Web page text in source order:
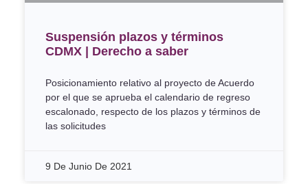
Suspensión plazos y términos
CDMX | Derecho a saber
Posicionamiento relativo al proyecto de Acuerdo
por el que se aprueba el calendario de regreso
escalonado, respecto de los plazos y términos de
las solicitudes
9 De Junio De 2021